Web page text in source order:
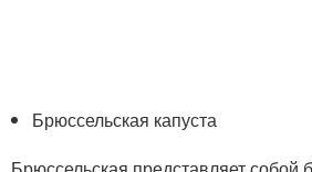
Брюссельская капуста